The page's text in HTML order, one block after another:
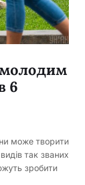
6
може творити
так званих
зробити